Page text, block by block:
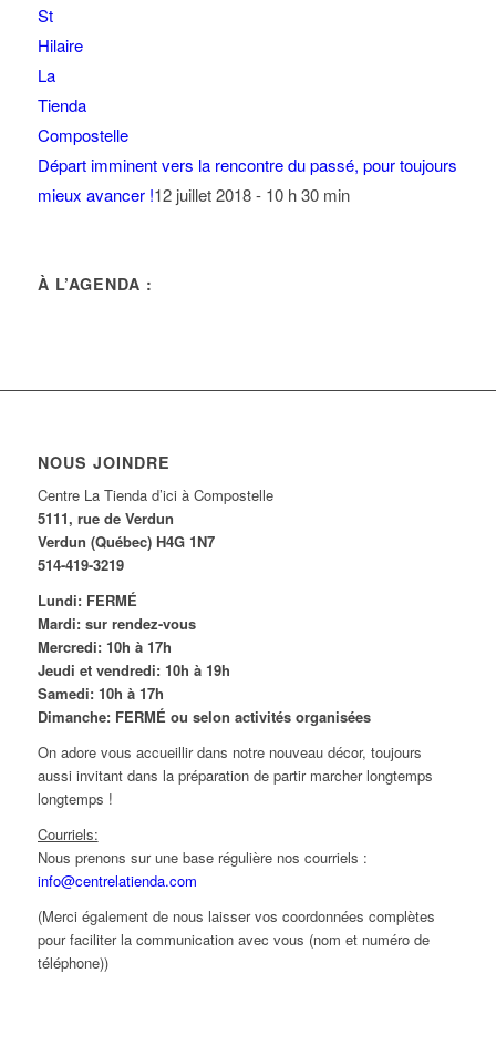
Départ imminent vers la rencontre du passé, pour toujours
mieux avancer !12 juillet 2018 - 10 h 30 min
À L’AGENDA :
NOUS JOINDRE
Centre La Tienda d’ici à Compostelle
5111, rue de Verdun
Verdun (Québec) H4G 1N7
514-419-3219
Lundi: FERMÉ
Mardi: sur rendez-vous
Mercredi: 10h à 17h
Jeudi et vendredi: 10h à 19h
Samedi: 10h à 17h
Dimanche: FERMÉ ou selon activités organisées
On adore vous accueillir dans notre nouveau décor, toujours
aussi invitant dans la préparation de partir marcher longtemps
longtemps !
Courriels:
Nous prenons sur une base régulière nos courriels :
info@centrelatienda.com
(Merci également de nous laisser vos coordonnées complètes
pour faciliter la communication avec vous (nom et numéro de
téléphone))